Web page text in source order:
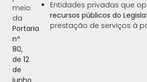
meio
da
Portaria
nº
80,
de 12
de
Entidades privadas que
recursos públicos do
prestação de serviços à